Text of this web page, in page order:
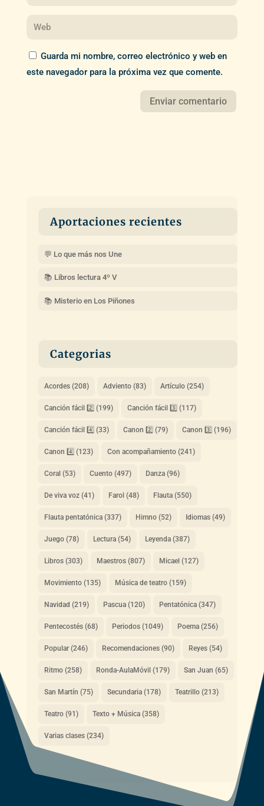
Guarda mi nombre, correo electrónico y web en
este navegador para la próxima vez que comente.
Aportaciones recientes
💬 Lo que más nos Une
📚 Libros lectura 4º V
📚 Misterio en Los Piñones
Categorias
Acordes(208) Adviento(83) Artículo(254)
Canción fácil 2️⃣ (199) Canción fácil 3️⃣ (117)
Canción fácil 4️⃣ (33) Canon 2️⃣ (79) Canon 3️⃣ (196)
Canon 4️⃣ (123) Con acompañamiento(241)
Coral(53) Cuento(497) Danza(96)
De viva voz(41) Farol(48) Flauta(550)
Flauta pentatónica(337) Himno(52) Idiomas(49)
Juego(78) Lectura(54) Leyenda(387)
Libros(303) Maestros(807) Micael(127)
Movimiento(135) Música de teatro(159)
Navidad (219) Pascua(120) Pentatónica(347)
Pentecostés(68) Periodos(1049) Poema(256)
Popular(246) Recomendaciones(90) Reyes(54)
Ritmo(258) Ronda-AulaMóvil(179) San Juan (65)
San Martín (75) Secundaria(178) Teatrillo(213)
Teatro(91) Texto + Música(358)
Varias clases(234)